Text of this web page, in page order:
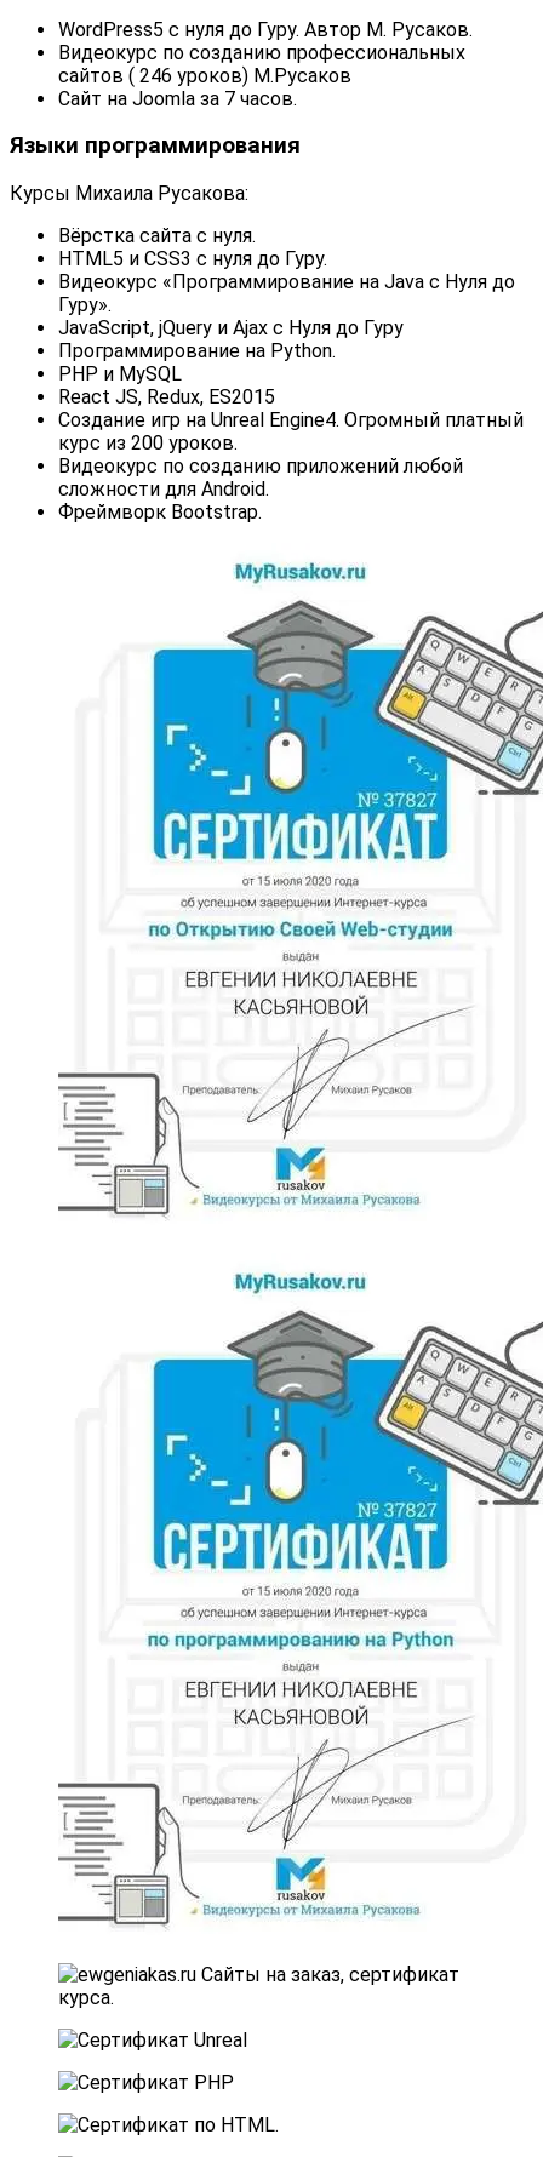
WordPress5 с нуля до Гуру. Автор М. Русаков.
Видеокурс по созданию профессиональных
сайтов ( 246 уроков) М.Русаков
Сайт на Joomla за 7 часов.
Языки программирования
Курсы Михаила Русакова:
Вёрстка сайта с нуля.
HTML5 и CSS3 с нуля до Гуру.
Видеокурс «Программирование на Java с Нуля до
Гуру».
JavaScript, jQuery и Ajax с Нуля до Гуру
Программирование на Python.
PHP и MySQL
React JS, Redux, ES2015
Создание игр на Unreal Engine4. Огромный платный
курс из 200 уроков.
Видеокурс по созданию приложений любой
сложности для Android.
Фреймворк Bootstrap.